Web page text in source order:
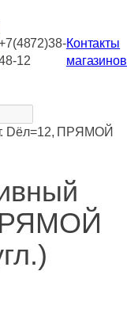
12
Контакты
магазинов
Dёл=12, ПРЯМОЙ